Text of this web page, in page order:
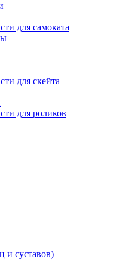
для самоката
для скейта
для роликов
суставов)